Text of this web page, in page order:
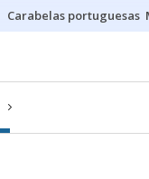
Carabelas portuguesas